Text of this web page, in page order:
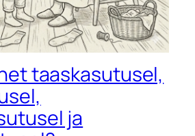
taaskasutusel,
ja